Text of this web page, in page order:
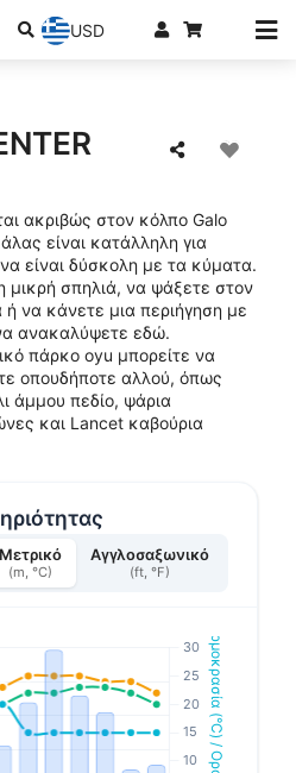
USD
ακριβώς στον κόλπο Galo
είναι κατάλληλη για
είναι δύσκολη με τα κύματα.
μικρή σπηλιά, να ψάξετε στον
να κάνετε μια περιήγηση με
ανακαλύψετε εδώ.
πάρκο oyu μπορείτε να
οπουδήποτε αλλού, όπως
άμμου πεδίο, ψάρια
και Lancet καβούρια
Μετρικό
(m, °C)
Αγγλοσαξωνικό
(ft, °F)